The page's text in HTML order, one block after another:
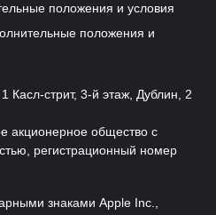
положения и условия
положения и
Касл-стрит, 3-й этаж, Дублин, 2
акционерное общество с
регистрационный номер
знаками Apple Inc.,